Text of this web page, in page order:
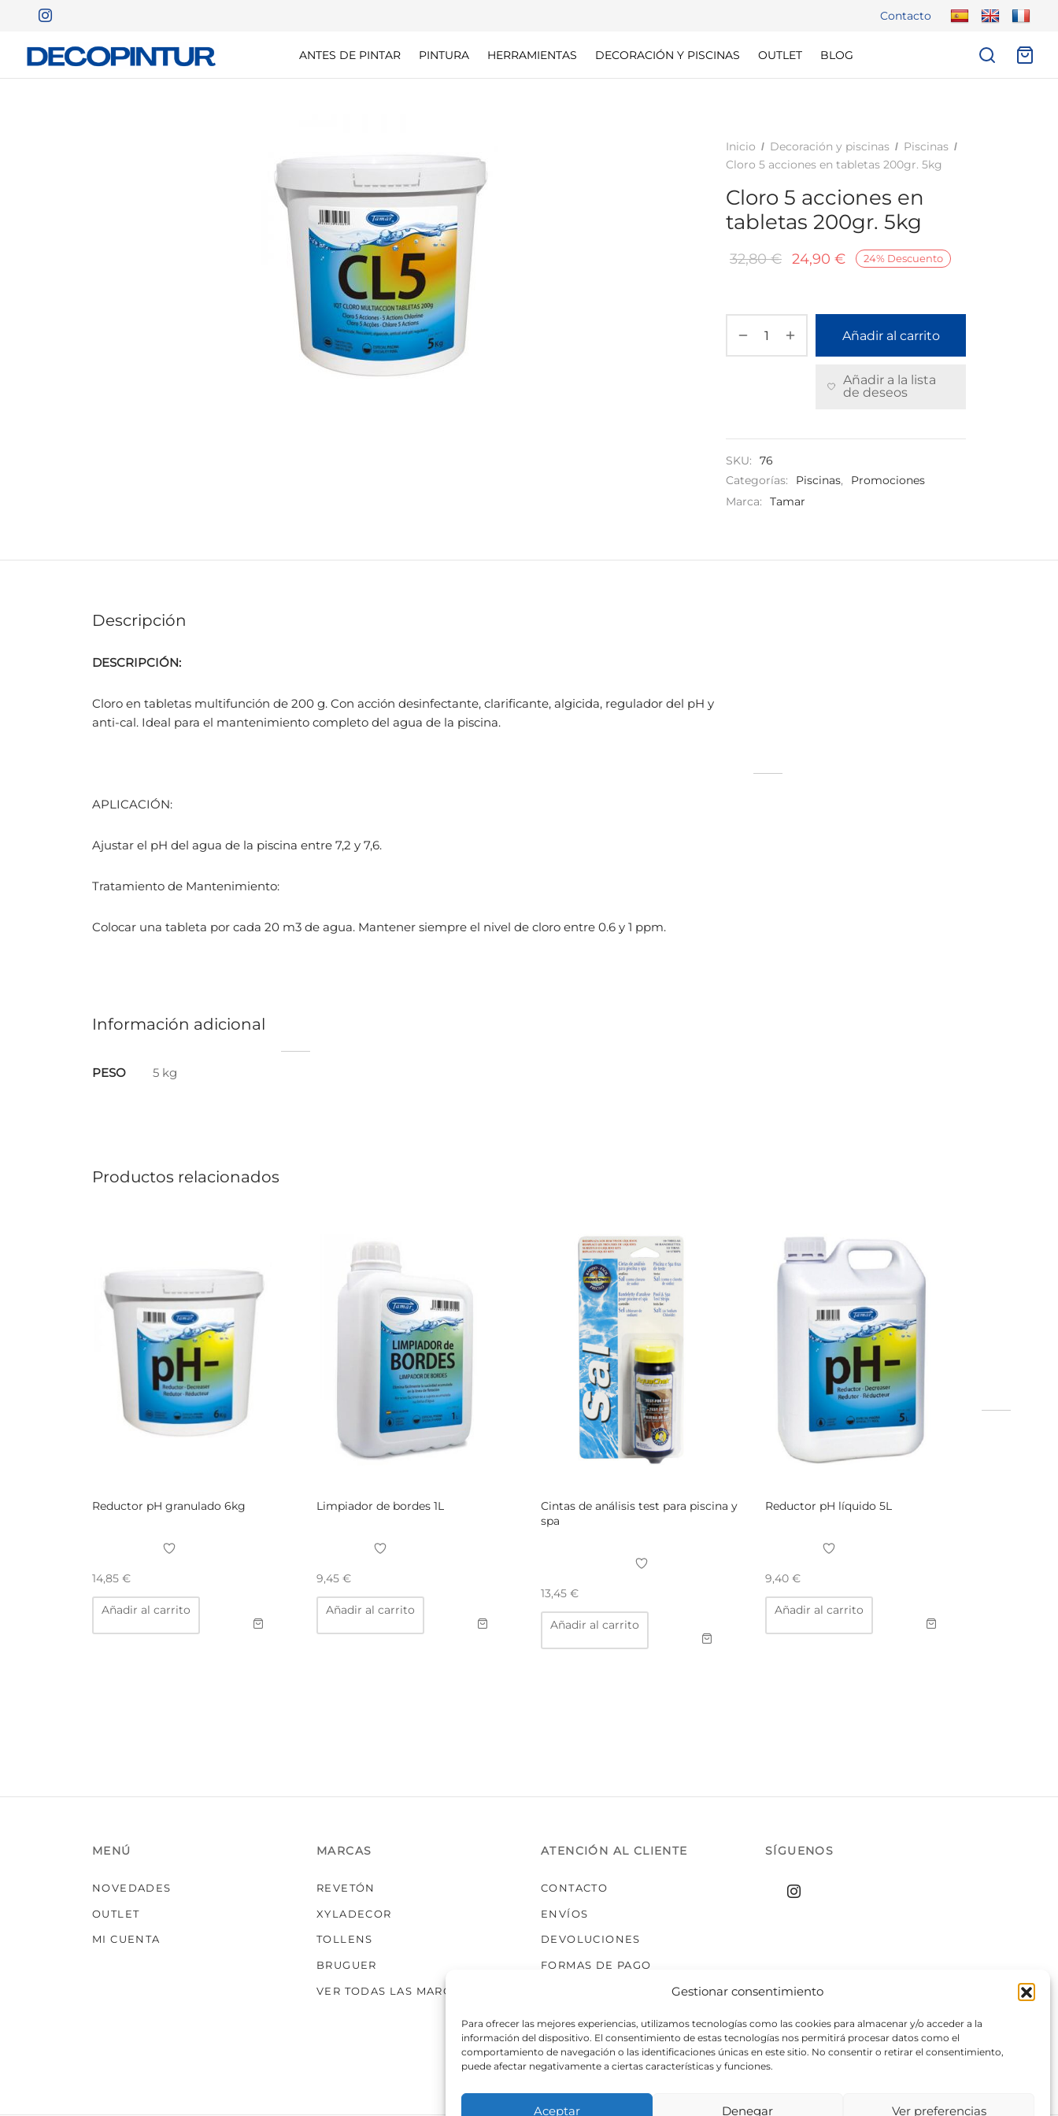
Gestionar consentimiento
Para ofrecer las mejores experiencias, utilizamos tecnologías como las cookies para almacenar y/o acceder a la
información del dispositivo. El consentimiento de estas tecnologías nos permitirá procesar datos como el
comportamiento de navegación o las identificaciones únicas en este sitio. No consentir o retirar el consentimiento,
puede afectar negativamente a ciertas características y funciones.
Aceptar Denegar Ver preferencias
Contacto
ANTES DE PINTAR PINTURA HERRAMIENTAS DECORACIÓN Y PISCINAS OUTLET BLOG
Inicio / Decoración y piscinas / Piscinas /
Cloro 5 acciones en tabletas 200gr. 5kg
Cloro 5 acciones en
tabletas 200gr. 5kg
24% Descuento
32,80€ El
era:
32,80 €.
24,90 € El
es:
24,90 €.
Añadir al carrito
Añadir a la lista
de deseos
SKU:
76
Categorías:
Piscinas,
Promociones
Marca:
Tamar
Descripción
DESCRIPCIÓN:
Cloro en tabletas multifunción de 200 g. Con acción desinfectante, clarificante, algicida, regulador del pH y
anti-cal. Ideal para el mantenimiento completo del agua de la piscina.
APLICACIÓN:
Ajustar el pH del agua de la piscina entre 7,2 y 7,6.
Tratamiento de Mantenimiento:
Colocar una tableta por cada 20 m3 de agua. Mantener siempre el nivel de cloro entre 0.6 y 1 ppm.
Información adicional
PESO 5 kg
Productos relacionados
Reductor pH granulado 6kg
14,85 €
Añadir al carrito
Limpiador de bordes 1L
9,45 €
Añadir al carrito
Cintas de análisis test para piscina y
spa
13,45 €
Añadir al carrito
Reductor pH líquido 5L
9,40 €
Añadir al carrito
MENÚ
NOVEDADES
OUTLET
MI CUENTA
MARCAS
REVETÓN
XYLADECOR
TOLLENS
BRUGUER
VER TODAS LAS MARCAS
ATENCIÓN AL CLIENTE
CONTACTO
ENVÍOS
DEVOLUCIONES
FORMAS DE PAGO
SÍGUENOS